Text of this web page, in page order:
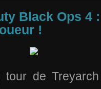
Black Ops 4
!
tour de